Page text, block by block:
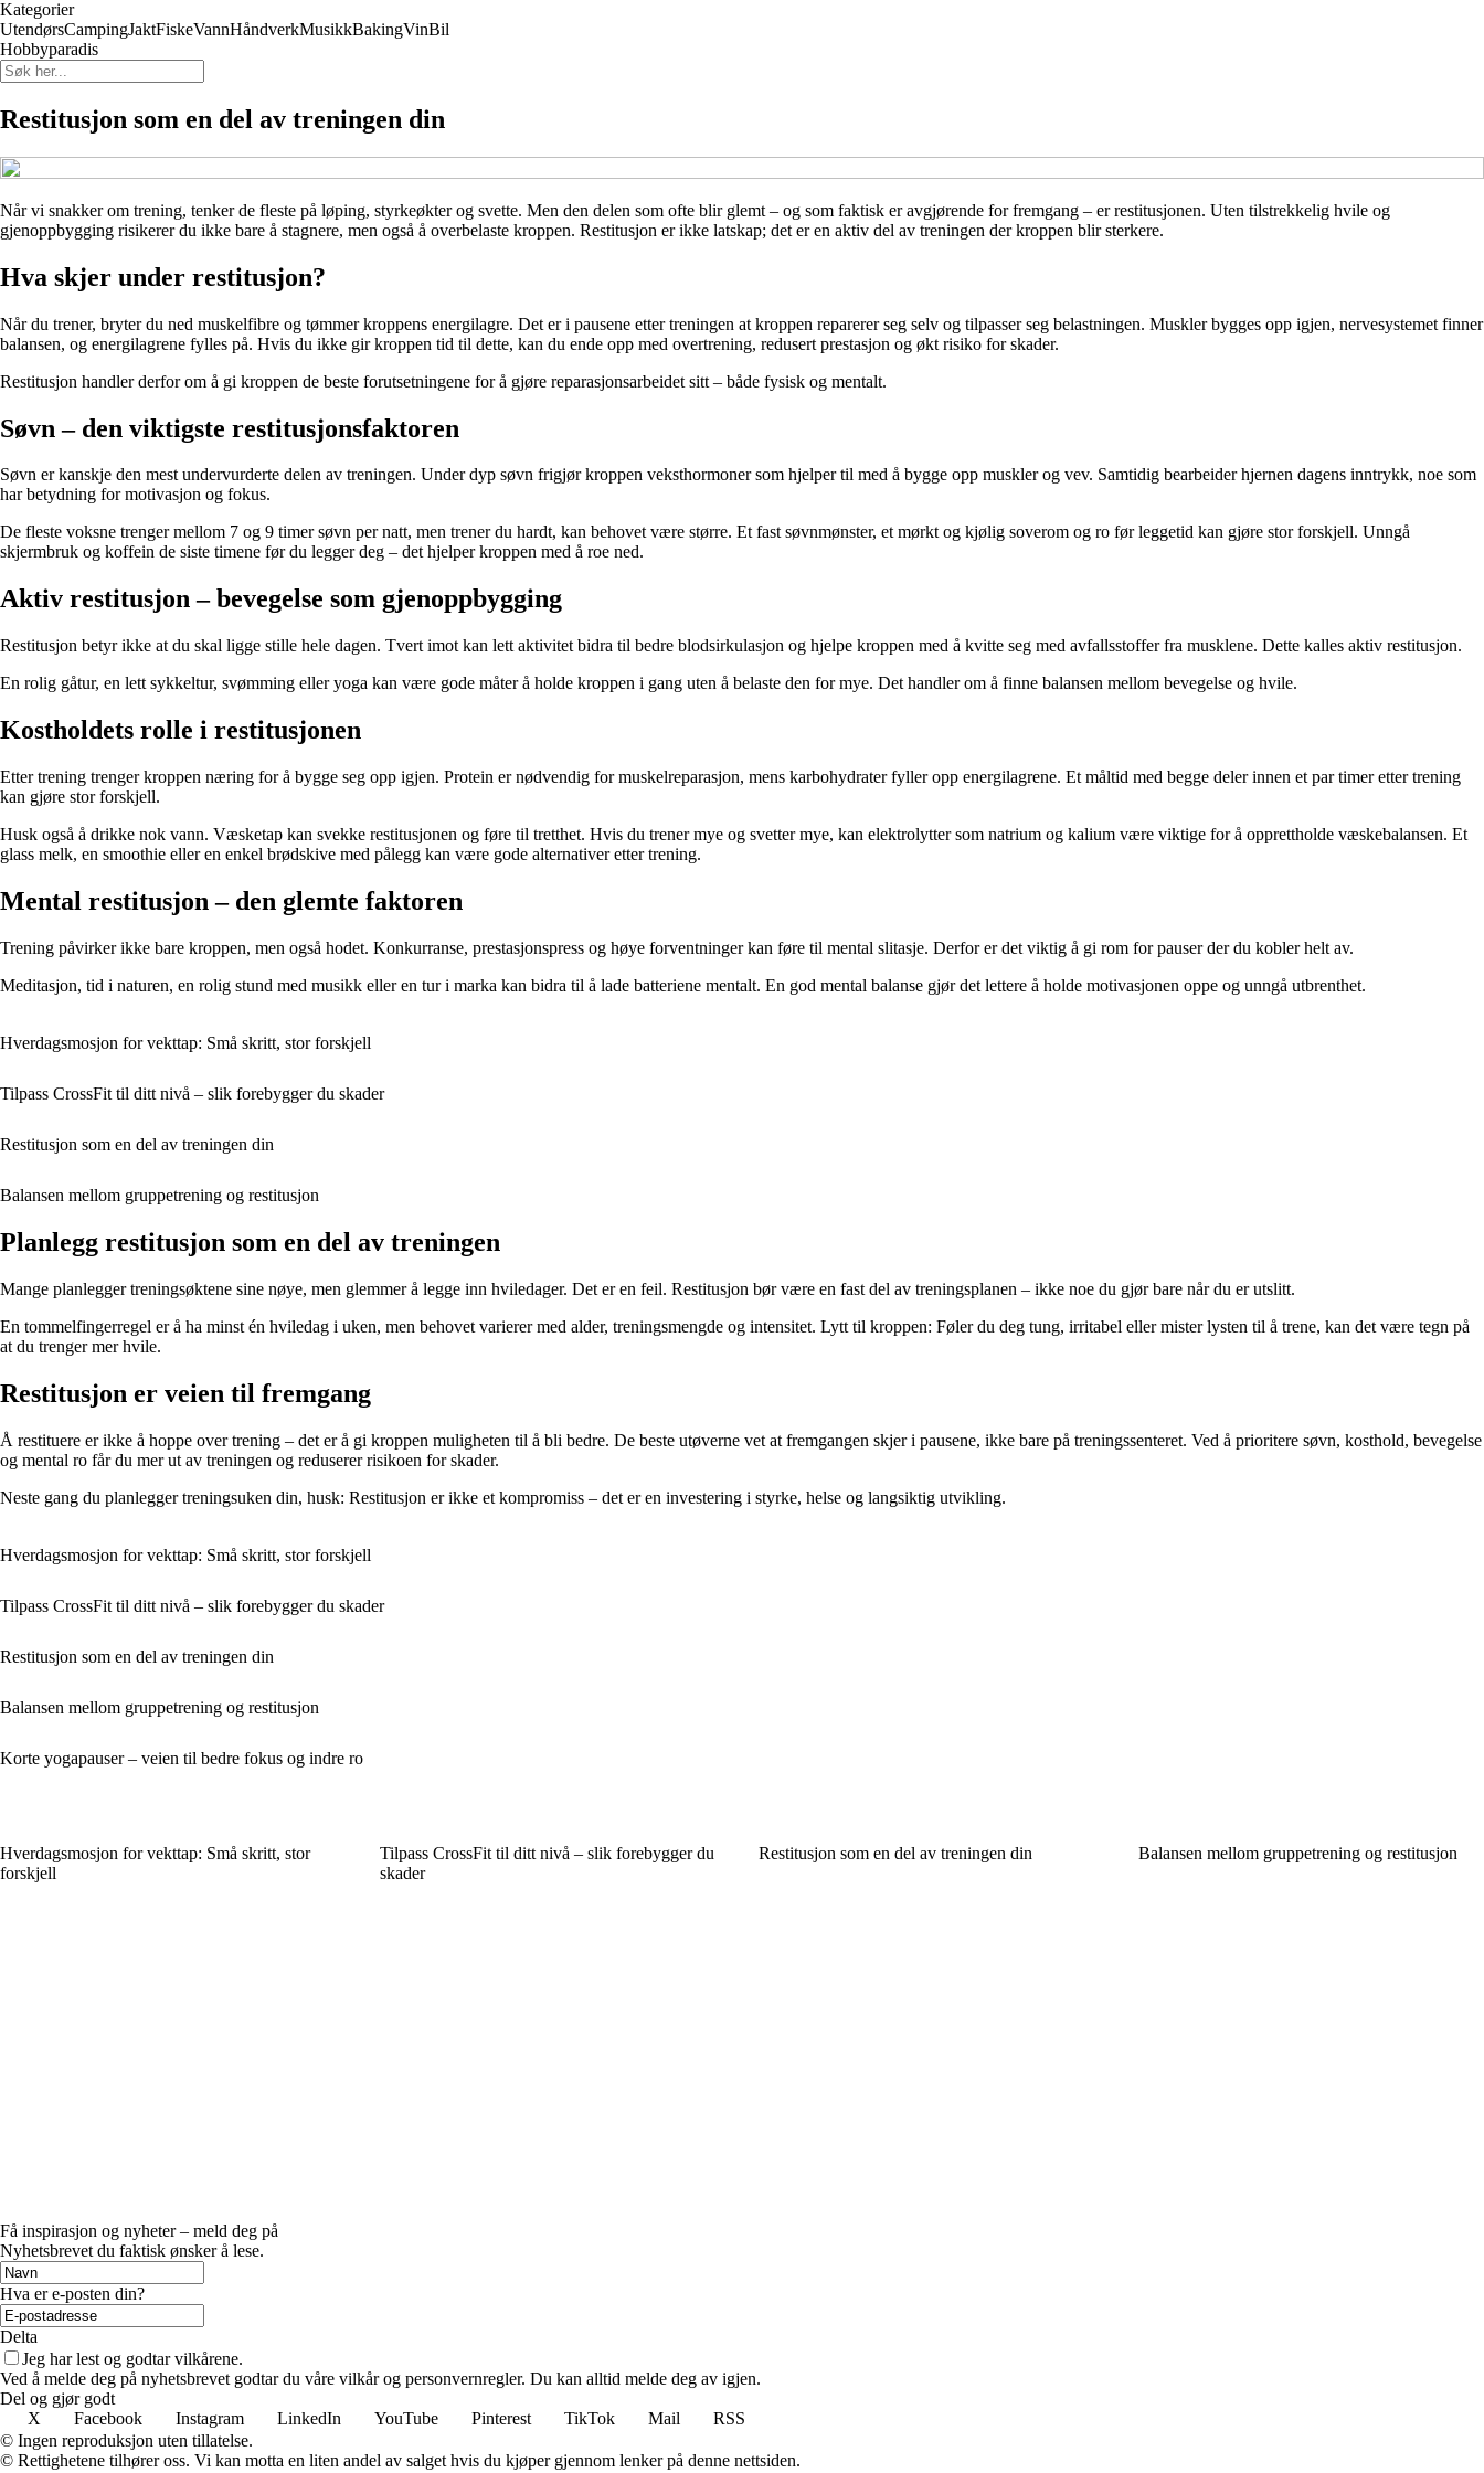
Kategorier
UtendørsCampingJaktFiskeVannHåndverkMusikkBakingVinBil
Hobbyparadis
Restitusjon som en del av treningen din
Når vi snakker om trening, tenker de fleste på løping, styrkeøkter og svette. Men den delen som ofte blir glemt – og som faktisk er avgjørende for fremgang – er restitusjonen. Uten tilstrekkelig hvile og
gjenoppbygging risikerer du ikke bare å stagnere, men også å overbelaste kroppen. Restitusjon er ikke latskap; det er en aktiv del av treningen der kroppen blir sterkere.
Hva skjer under restitusjon?
Når du trener, bryter du ned muskelfibre og tømmer kroppens energilagre. Det er i pausene etter treningen at kroppen reparerer seg selv og tilpasser seg belastningen. Muskler bygges opp igjen, nervesystemet finner
balansen, og energilagrene fylles på. Hvis du ikke gir kroppen tid til dette, kan du ende opp med overtrening, redusert prestasjon og økt risiko for skader.
Restitusjon handler derfor om å gi kroppen de beste forutsetningene for å gjøre reparasjonsarbeidet sitt – både fysisk og mentalt.
Søvn – den viktigste restitusjonsfaktoren
Søvn er kanskje den mest undervurderte delen av treningen. Under dyp søvn frigjør kroppen veksthormoner som hjelper til med å bygge opp muskler og vev. Samtidig bearbeider hjernen dagens inntrykk, noe som
har betydning for motivasjon og fokus.
De fleste voksne trenger mellom 7 og 9 timer søvn per natt, men trener du hardt, kan behovet være større. Et fast søvnmønster, et mørkt og kjølig soverom og ro før leggetid kan gjøre stor forskjell. Unngå
skjermbruk og koffein de siste timene før du legger deg – det hjelper kroppen med å roe ned.
Aktiv restitusjon – bevegelse som gjenoppbygging
Restitusjon betyr ikke at du skal ligge stille hele dagen. Tvert imot kan lett aktivitet bidra til bedre blodsirkulasjon og hjelpe kroppen med å kvitte seg med avfallsstoffer fra musklene. Dette kalles aktiv restitusjon.
En rolig gåtur, en lett sykkeltur, svømming eller yoga kan være gode måter å holde kroppen i gang uten å belaste den for mye. Det handler om å finne balansen mellom bevegelse og hvile.
Kostholdets rolle i restitusjonen
Etter trening trenger kroppen næring for å bygge seg opp igjen. Protein er nødvendig for muskelreparasjon, mens karbohydrater fyller opp energilagrene. Et måltid med begge deler innen et par timer etter trening
kan gjøre stor forskjell.
Husk også å drikke nok vann. Væsketap kan svekke restitusjonen og føre til tretthet. Hvis du trener mye og svetter mye, kan elektrolytter som natrium og kalium være viktige for å opprettholde væskebalansen. Et
glass melk, en smoothie eller en enkel brødskive med pålegg kan være gode alternativer etter trening.
Mental restitusjon – den glemte faktoren
Trening påvirker ikke bare kroppen, men også hodet. Konkurranse, prestasjonspress og høye forventninger kan føre til mental slitasje. Derfor er det viktig å gi rom for pauser der du kobler helt av.
Meditasjon, tid i naturen, en rolig stund med musikk eller en tur i marka kan bidra til å lade batteriene mentalt. En god mental balanse gjør det lettere å holde motivasjonen oppe og unngå utbrenthet.
Hverdagsmosjon for vekttap: Små skritt, stor forskjell
Tilpass CrossFit til ditt nivå – slik forebygger du skader
Restitusjon som en del av treningen din
Balansen mellom gruppetrening og restitusjon
Planlegg restitusjon som en del av treningen
Mange planlegger treningsøktene sine nøye, men glemmer å legge inn hviledager. Det er en feil. Restitusjon bør være en fast del av treningsplanen – ikke noe du gjør bare når du er utslitt.
En tommelfingerregel er å ha minst én hviledag i uken, men behovet varierer med alder, treningsmengde og intensitet. Lytt til kroppen: Føler du deg tung, irritabel eller mister lysten til å trene, kan det være tegn på
at du trenger mer hvile.
Restitusjon er veien til fremgang
Å restituere er ikke å hoppe over trening – det er å gi kroppen muligheten til å bli bedre. De beste utøverne vet at fremgangen skjer i pausene, ikke bare på treningssenteret. Ved å prioritere søvn, kosthold, bevegelse
og mental ro får du mer ut av treningen og reduserer risikoen for skader.
Neste gang du planlegger treningsuken din, husk: Restitusjon er ikke et kompromiss – det er en investering i styrke, helse og langsiktig utvikling.
Hverdagsmosjon for vekttap: Små skritt, stor forskjell
Tilpass CrossFit til ditt nivå – slik forebygger du skader
Restitusjon som en del av treningen din
Balansen mellom gruppetrening og restitusjon
Korte yogapauser – veien til bedre fokus og indre ro
Hverdagsmosjon for vekttap: Små skritt, stor
forskjell
Tilpass CrossFit til ditt nivå – slik forebygger du
skader
Restitusjon som en del av treningen din Balansen mellom gruppetrening og restitusjon
Få inspirasjon og nyheter – meld deg på
Nyhetsbrevet du faktisk ønsker å lese.
Hva er e-posten din?
Delta
Jeg har lest og godtar vilkårene.
Ved å melde deg på nyhetsbrevet godtar du våre vilkår og personvernregler. Du kan alltid melde deg av igjen.
Del og gjør godt
X
Facebook Instagram LinkedIn YouTube Pinterest TikTok Mail
RSS
© Ingen reproduksjon uten tillatelse.
© Rettighetene tilhører oss. Vi kan motta en liten andel av salget hvis du kjøper gjennom lenker på denne nettsiden.